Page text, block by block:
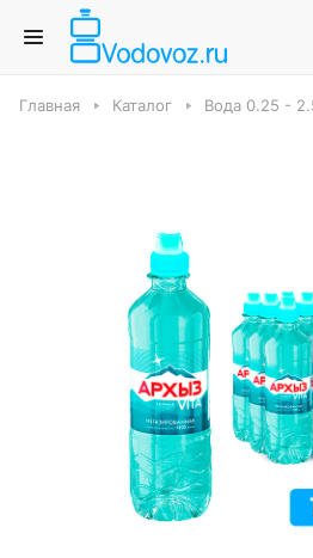
Главная Каталог Вода 0.25 -